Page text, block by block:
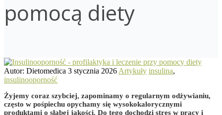
pomocą diety
Autor: Dietomedica 3 stycznia 2026 Artykuły insulina,
insulinooporność
Żyjemy coraz szybciej, zapominamy o regularnym odżywianiu,
często w pośpiechu opychamy się wysokokalorycznymi
produktami o słabej jakości. Do tego dochodzi stres w pracy i